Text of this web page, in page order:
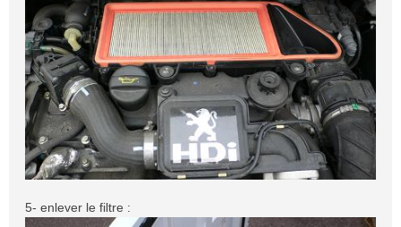
5- enlever le filtre :